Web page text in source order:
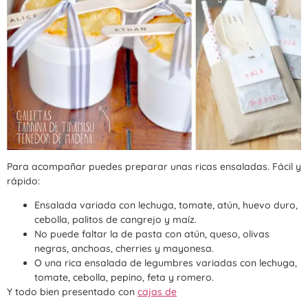
Para acompañar puedes preparar unas ricas ensaladas. Fácil y
rápido:
Ensalada variada con lechuga, tomate, atún, huevo duro,
cebolla, palitos de cangrejo y maíz.
No puede faltar la de pasta con atún, queso, olivas
negras, anchoas, cherries y mayonesa.
O una rica ensalada de legumbres variadas con lechuga,
tomate, cebolla, pepino, feta y romero.
Y todo bien presentado con cajas de